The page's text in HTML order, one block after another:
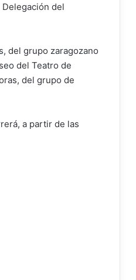
Delegación del
del grupo zaragozano
del Teatro de
del grupo de
a partir de las